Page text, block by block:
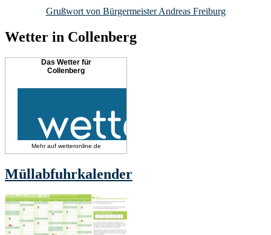
Grußwort von Bürgermeister Andreas Freiburg
Wetter in Collenberg
Das Wetter für
Collenberg
Mehr auf wetteronline.de
Müllabfuhrkalender